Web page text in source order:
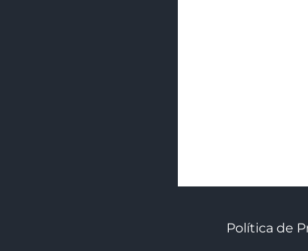
Política de